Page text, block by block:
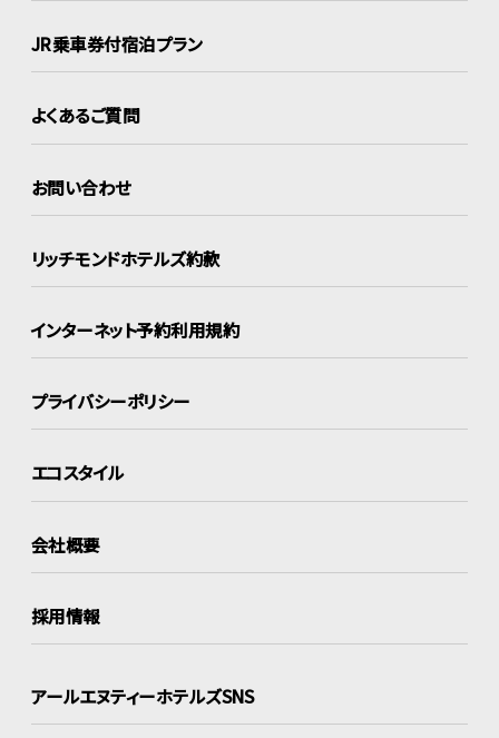
JR乗車券付宿泊プラン
よくあるご質問
お問い合わせ
リッチモンドホテルズ約款
インターネット予約利用規約
プライバシーポリシー
エコスタイル
会社概要
採用情報
アールエヌティーホテルズSNS